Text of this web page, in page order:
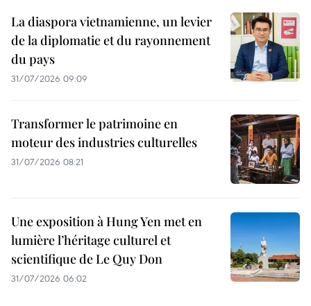
La diaspora vietnamienne, un levier
de la diplomatie et du rayonnement
du pays
31/07/2026 09:09
Transformer le patrimoine en
moteur des industries culturelles
31/07/2026 08:21
Une exposition à Hung Yen met en
lumière l’héritage culturel et
scientifique de Le Quy Don
31/07/2026 06:02